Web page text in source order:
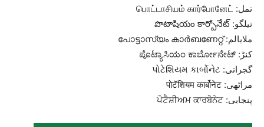
تمل: பொட்டாசியம் கார்போனேட்
تیلگو: పొటాషియం కార్బోనేట్
ملایالم: പോട്ടാസ്യം കാർബണേറ്റ്
کنڑ: ಪೊಟ್ಯಾಸಿಯಂ ಕಾರ್ಬೋನೇಟ್
گجراتی: પોટેશિયમ કાર્બોનેટ
مراٹھی: पोटॅशियम कार्बोनेट
پنجابی: ਪੋਟੈਸ਼ੀਅਮ ਕਾਰਬੋਨੇਟ